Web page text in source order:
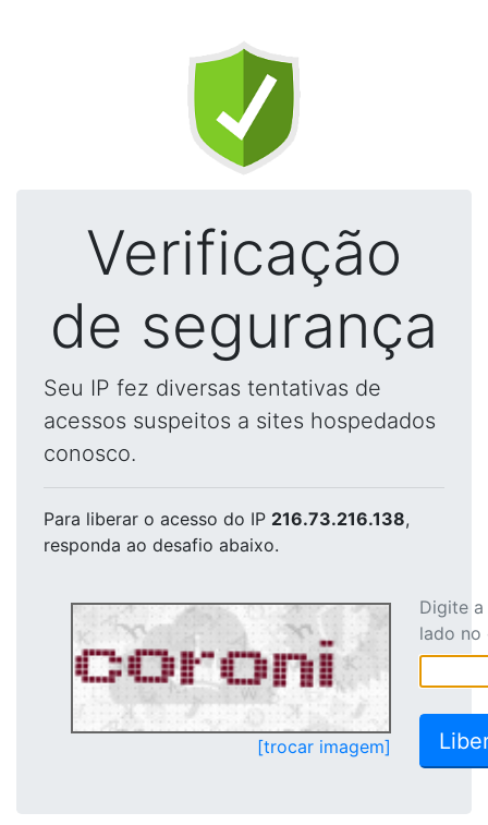
Verificação
de segurança
Seu IP fez diversas tentativas de
acessos suspeitos a sites hospedados
conosco.
Para liberar o acesso do IP 216.73.216.138,
responda ao desafio abaixo.
[trocar imagem]
Digite
lado no